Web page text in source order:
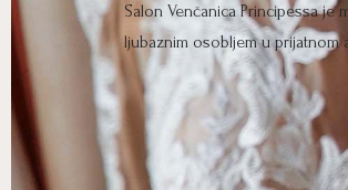
Salon Venčanica Principessa je
ljubaznim osobljem u prijatnom